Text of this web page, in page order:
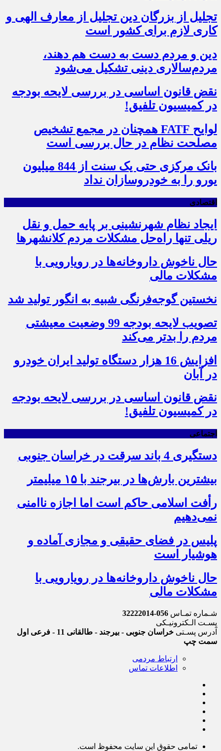
تجلیل از بزرگان دین تجلیل از معارف الهی و
کاری لازم برای کشور است
دین و مردم دست به‌ دست هم دهند،
مردم‌سالاری دینی تشکیل می‌شود
نقض قانون اساسی در بررسی لایحه بودجه
در کمیسیون تلفیق!
لوایح FATF همچنان در مجمع تشخیص
مصلحت نظام در حال بررسی است
بانک مرکزی حتی یک سنت از 844 میلیون
یورو را به خودروسازان نداد
اقتصادی
ایجاد نظام شهرنشینی بر پایه حمل و نقل
ریلی تنها راه‌حل مشکلات مردم کلانشهرها
حال ناخوش داروخانه‌ها در رویارویی با
مشکلات مالی
نخستین گوجه‌فرنگی شبیه به انگور تولید شد
تصویب لایحه بودجه 99 وضعیت معیشتی
مردم را بدتر می‌کند
افزایش 16 هزار دستگاه تولید ایران خودرو
در آبان
نقض قانون اساسی در بررسی لایحه بودجه
در کمیسیون تلفیق!
اجتماعی
دستگیری 4 باند سرقت در خراسان جنوبی
بیشترین بارش‌ها در بیرجند با ۱۵ میلیمتر
رأفت اسلامی حاکم است اما اجازه ناامنی
نمی‌دهیم
پلیس در فضای حقیقی و مجازی آماده و
هوشیار است
حال ناخوش داروخانه‌ها در رویارویی با
مشکلات مالی
شـماره تمـاس 056-32222014
پسـت الـکترونیـکی
آدرس پسـتی
خراسان جنوبی - بیرجند - طالقانی 11 - فرعی اول
سمت چپ
ارتباط مردمی
اطلاعات تماس
تمامی حقوق این سایت محفوظ است.